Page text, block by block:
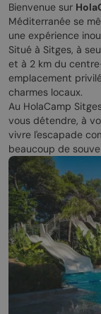
Bienvenue sur
Méditerranée se
une expérience
Situé à Sitges, à
et à 2 km du
emplacement
charmes locaux.
Au HolaCamp
vous détendre, à
vivre l'escapade
beaucoup de